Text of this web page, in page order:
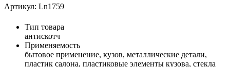
Артикул: Ln1759
Тип товара
антискотч
Применяемость
бытовое применение, кузов, металлические детали,
пластик салона, пластиковые элементы кузова, стекла